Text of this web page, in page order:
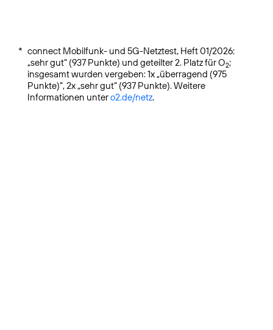
* connect Mobilfunk- und 5G-Netztest, Heft 01/2026:
„sehr gut“ (937 Punkte) und geteilter 2. Platz für O2;
insgesamt wurden vergeben: 1x „überragend (975
Punkte)“, 2x „sehr gut“ (937 Punkte). Weitere
Informationen untero2.de/netz.